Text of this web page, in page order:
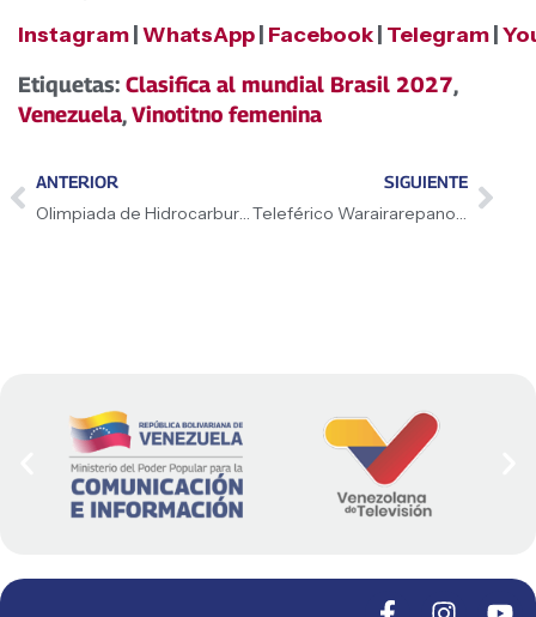
Instagram WhatsApp Facebook Telegram
Etiquetas: Clasifica al mundial Brasil 2027,
Venezuela,Vinotitno femenina
ANTERIOR
Olimpiada de Hidrocarburos moviliza a más de 2.000 estudiantes hacia la gran final en Caracas
SIGUIENTE
Teleférico Warairarepano cierra este miércoles 10 de junio por mantenimiento preventivo